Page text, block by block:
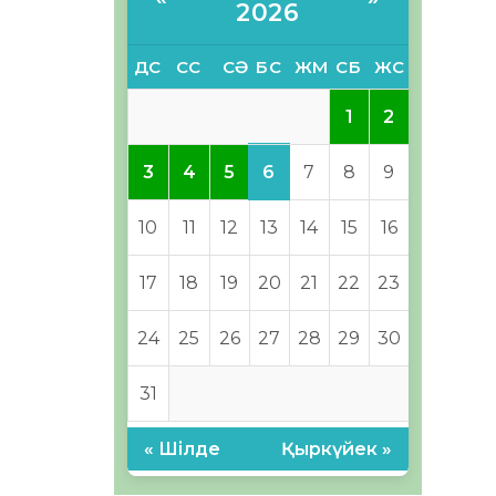
2026
ДС СС СӘ БС ЖМ СБ ЖС
1 2
3 4 5 6 7 8 9
10 11 12 13 14 15 16
17 18 19 20 21 22 23
24 25 26 27 28 29 30
31
« Шілде Қыркүйек »